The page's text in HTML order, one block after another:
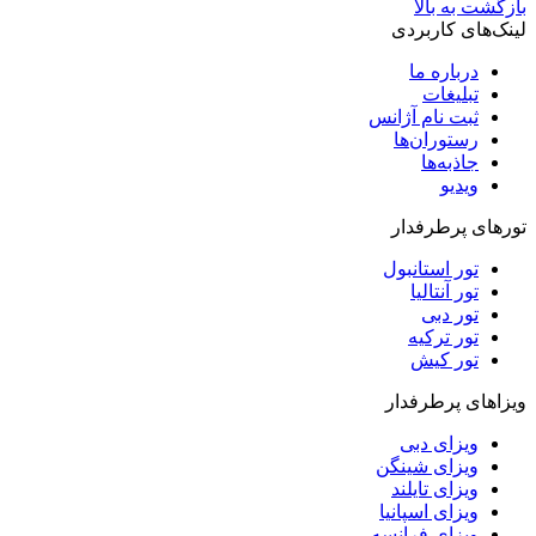
بازگشت به بالا
لینک‌های کاربردی
درباره ما
تبلیغات
ثبت نام آژانس
رستوران‌ها
جاذبه‌ها
ویدیو‌
تورهای پرطرفدار
تور استانبول
تور آنتالیا
تور دبی
تور ترکیه
تور کیش
ویزاهای پرطرفدار
ویزای دبی
ویزای شینگن
ویزای تایلند
ویزای اسپانیا